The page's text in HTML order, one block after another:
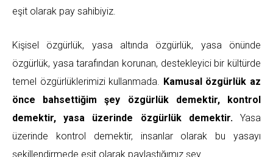
eşit olarak pay sahibiyiz.
Kişisel özgürlük, yasa altında özgürlük, yasa önünde
özgürlük, yasa tarafından korunan, destekleyici bir kültürde
temel özgürlüklerimizi kullanmada. Kamusal özgürlük az
önce bahsettiğim şey özgürlük demektir, kontrol
demektir, yasa üzerinde özgürlük demektir.Yasa
üzerinde kontrol demektir, insanlar olarak bu yasayı
şekillendirmede eşit olarak paylaştığımız şey.